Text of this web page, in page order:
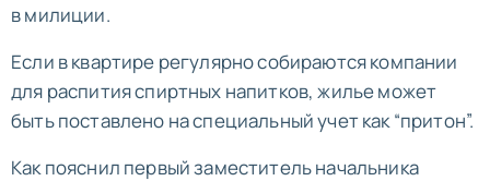
в милиции.
Если в квартире регулярно собираются компании
для распития спиртных напитков, жилье может
быть поставлено на специальный учет как “притон”.
Как пояснил первый заместитель начальника